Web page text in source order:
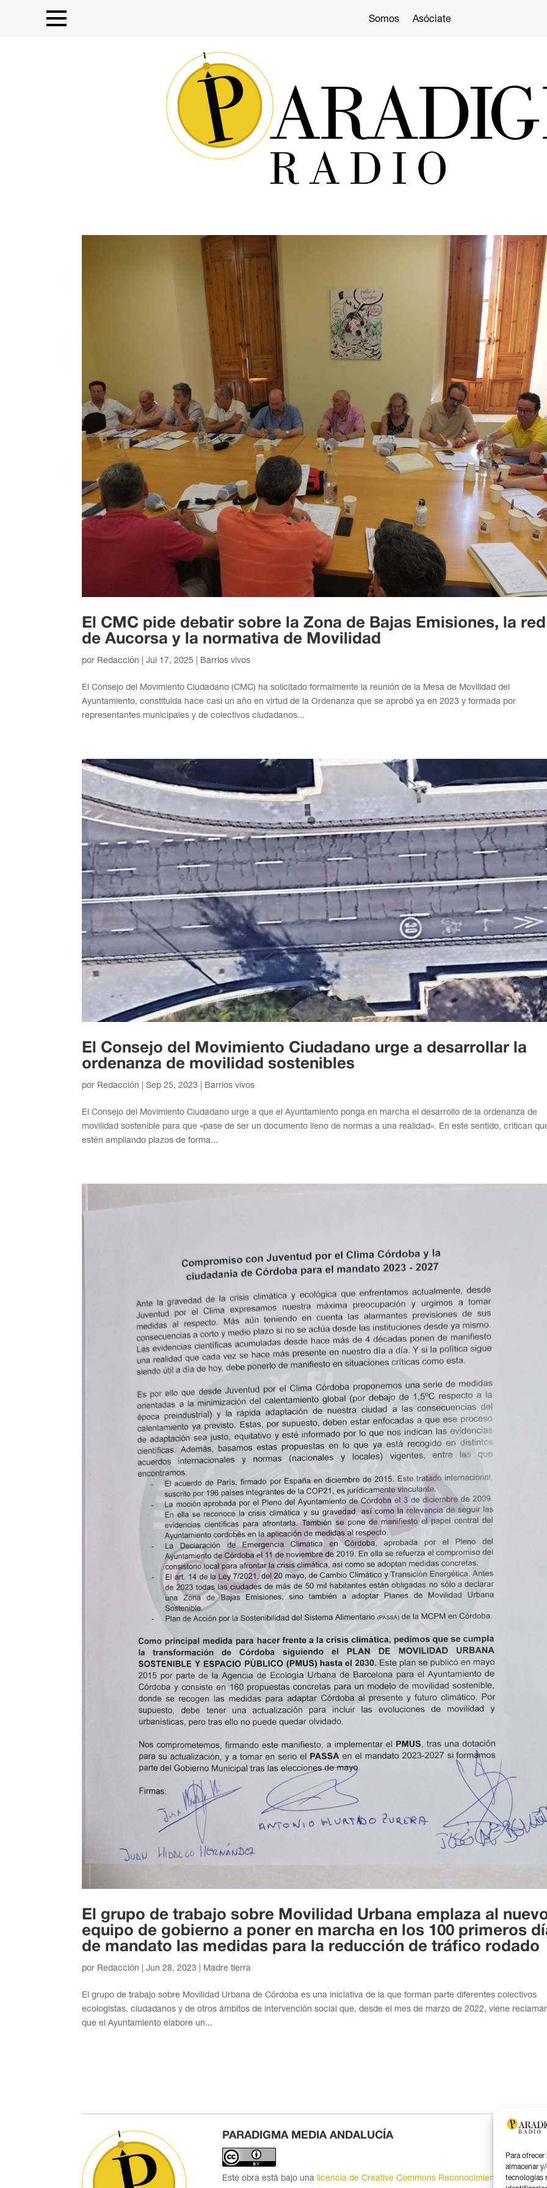
Para
almacenar
tecnologías
Somos Asóciate
El CMC pide debatir sobre la Zona de Bajas Emisiones, la red
de Aucorsa y la normativa de Movilidad
por Redacción |Jul 17, 2025 Barrios vivos
El Consejo del Movimiento Ciudadano (CMC) ha solicitado formalmente la reunión de la Mesa de Movilidad del
Ayuntamiento, constituida hace casi un año en virtud de la Ordenanza que se aprobó ya en 2023 y formada por
representantes municipales y de colectivos ciudadanos...
El Consejo del Movimiento Ciudadano urge a desarrollar la
ordenanza de movilidad sostenibles
por Redacción |Sep 25, 2023 Barrios vivos
El Consejo del Movimiento Ciudadano urge a que el Ayuntamiento ponga en marcha el desarrollo de la ordenanza de
movilidad sostenible para que «pase de ser un documento lleno de normas a una realidad». En este sentido, critican
estén ampliando plazos de forma...
El grupo de trabajo sobre Movilidad Urbana emplaza al
equipo de gobierno a poner en marcha en los 100 primeros
de mandato las medidas para la reducción de tráfico rodado
por Redacción |Jun 28, 2023 Madre tierra
El grupo de trabajo sobre Movilidad Urbana de Córdoba es una iniciativa de la que forman parte diferentes colectivos
ecologistas, ciudadanos y de otros ámbitos de intervención social que, desde el mes de marzo de 2022, viene
que el Ayuntamiento elabore un...
PARADIGMA MEDIA ANDALUCÍA
Este obra está bajo una licencia de Creative Commons Reconocimiento 4.0